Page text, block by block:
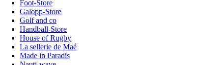
Foot-Store
Galopp-Store
Golf and co
Handball-Store
House of Rugby
La sellerie de Maé
Made in Paradis